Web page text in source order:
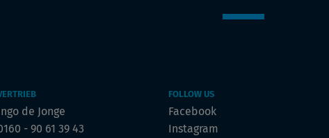
de Jonge
- 90 61 39 43
FOLLOW US
Facebook
Instagram